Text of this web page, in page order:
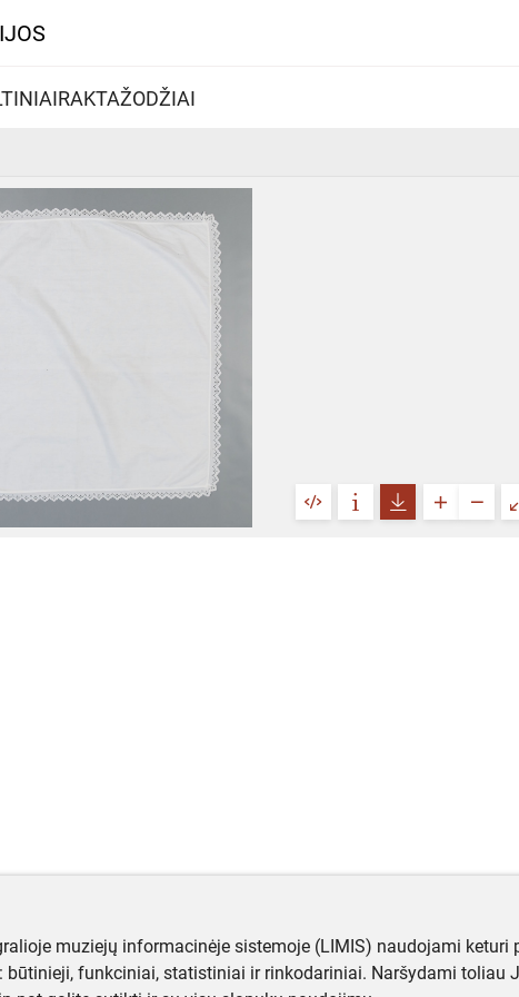
RAKTAŽODŽIAI
muziejų informacinėje sistemoje (LIMIS) naudojami keturi
būtinieji, funkciniai, statistiniai ir rinkodariniai. Naršydami toliau